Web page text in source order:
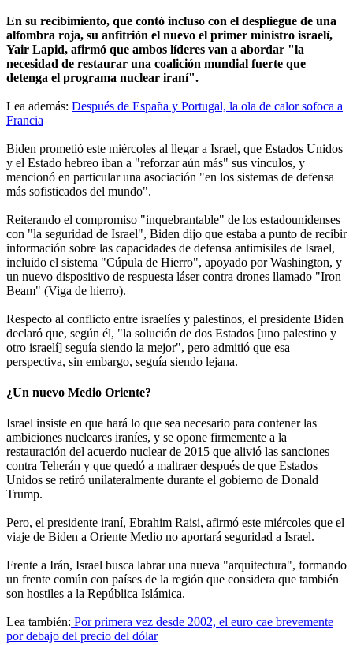
En su recibimiento, que contó incluso con el despliegue de una
alfombra roja, su anfitrión el nuevo el primer ministro israelí,
Yair Lapid, afirmó que ambos líderes van a abordar "la
necesidad de restaurar una coalición mundial fuerte que
detenga el programa nuclear iraní".
Lea además: Después de España y Portugal, la ola de calor sofoca a
Francia
Biden prometió este miércoles al llegar a Israel, que Estados Unidos
y el Estado hebreo iban a "reforzar aún más" sus vínculos, y
mencionó en particular una asociación "en los sistemas de defensa
más sofisticados del mundo".
Reiterando el compromiso "inquebrantable" de los estadounidenses
con "la seguridad de Israel", Biden dijo que estaba a punto de recibir
información sobre las capacidades de defensa antimisiles de Israel,
incluido el sistema "Cúpula de Hierro", apoyado por Washington, y
un nuevo dispositivo de respuesta láser contra drones llamado "Iron
Beam" (Viga de hierro).
Respecto al conflicto entre israelíes y palestinos, el presidente Biden
declaró que, según él, "la solución de dos Estados [uno palestino y
otro israelí] seguía siendo la mejor", pero admitió que esa
perspectiva, sin embargo, seguía siendo lejana.
¿Un nuevo Medio Oriente?
Israel insiste en que hará lo que sea necesario para contener las
ambiciones nucleares iraníes, y se opone firmemente a la
restauración del acuerdo nuclear de 2015 que alivió las sanciones
contra Teherán y que quedó a maltraer después de que Estados
Unidos se retiró unilateralmente durante el gobierno de Donald
Trump.
Pero, el presidente iraní, Ebrahim Raisi, afirmó este miércoles que el
viaje de Biden a Oriente Medio no aportará seguridad a Israel.
Frente a Irán, Israel busca labrar una nueva "arquitectura", formando
un frente común con países de la región que considera que también
son hostiles a la República Islámica.
Lea también: Por primera vez desde 2002, el euro cae brevemente
por debajo del precio del dólar